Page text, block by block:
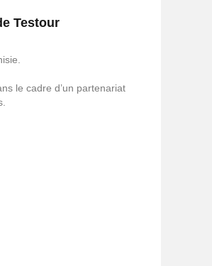
Testour
le cadre d’un partenariat